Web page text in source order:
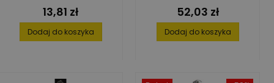
Cena
13,81 zł
Dodaj do koszyka
Cena
52,03 zł
Dodaj do koszyka